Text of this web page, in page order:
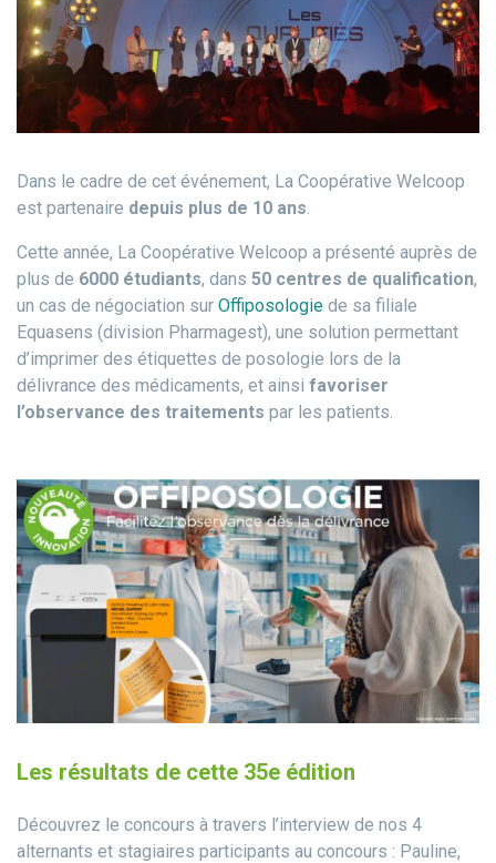
Dans le cadre de cet événement, La Coopérative Welcoop
est partenaire depuis plus de 10 ans.
Cette année, La Coopérative Welcoop a présenté auprès de
plus de 6000 étudiants, dans 50 centres de qualification,
un cas de négociation sur Offiposologie de sa filiale
Equasens (division Pharmagest), une solution permettant
d’imprimer des étiquettes de posologie lors de la
délivrance des médicaments, et ainsi favoriser
l’observance des traitements par les patients.
Les résultats de cette 35e édition
Découvrez le concours à travers l’interview de nos 4
alternants et stagiaires participants au concours : Pauline,